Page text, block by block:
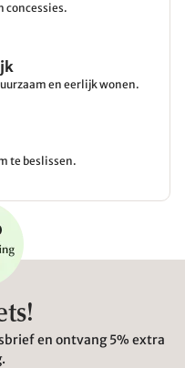
concessies.
en eerlijk wonen.
te beslissen.
en ontvang 5% extra